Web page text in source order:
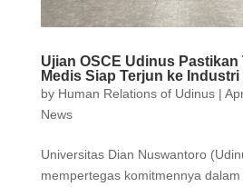
Ujian OSCE Udinus Pastikan
Medis Siap Terjun ke
by Human Relations of Udinus|
News
Universitas Dian Nuswantoro
mempertegas komitmennya